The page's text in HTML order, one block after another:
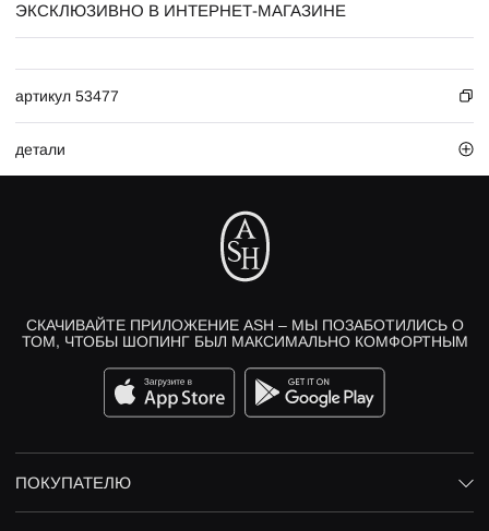
ЭКСКЛЮЗИВНО В ИНТЕРНЕТ-МАГАЗИНЕ
артикул 53477
детали
СКАЧИВАЙТЕ ПРИЛОЖЕНИЕ ASH – МЫ ПОЗАБОТИЛИСЬ О
ТОМ, ЧТОБЫ ШОПИНГ БЫЛ МАКСИМАЛЬНО КОМФОРТНЫМ
ПОКУПАТЕЛЮ